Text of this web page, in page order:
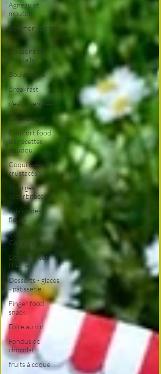
Agneau et
mouton
Ben mon cochon
!
Boissons et
cocktails
Boulangerie
Breakfast
c'est la rentrée !
Chicken run
Comfort food,
les recettes
doudou
Coquillages et
crustacés
Courges,
cucurbitacées
cuisine des
fleurs
Cuisine du
Camping
Déjeuner sur
l'herbe
Desserts - glaces
- pâtisserie
Finger food,
snack
Foire au vin
Fondus de
chocolat
fruits à coque